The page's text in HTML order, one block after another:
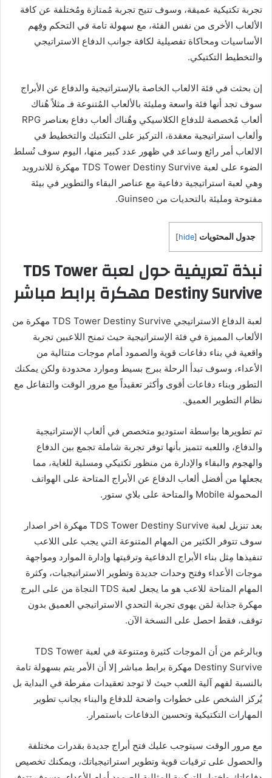
تجربة تكتيكية عميقة، وسوف تتيح تجربة مُمتازة ومُختلفة عن كافة
الألعاب الأخرى من نفس الفئة، مع سهولة تامة في التحكم وفِهم
الأساسيات ومحاكاة تفصيلية لكافة جوانب الدفاع الاستراتيجي
والتخطيط التكتيكي.
إن بحثت في فئة الالعاب الخاصة بالإستراتيجية والدفاع عن الأبراج
سوف تجد أنها فئة واسعة ومليئة بالألعاب المُتنوعة فـ مثلاً هُناك
ألعاب مُخصصة للدفاع الكلاسيكي وهٌناك ألعاب دفاع بعناصر RPG
وألعاب استراتيجية معقدة، التركيز على التكتيك والتخطيط في
الالعاب أمر رائع وساعد في ظهور عدد كبير منها، اليوم سوف نُسلط
الضوء على لعبة TDS Tower Destiny Survive مهكرة للاندرويد
وهي لعبة استراتيجية دفاعية مع عناصر البقاء والتطوير في بيئة
مفتوحة ومليئة بالتحديات من Guinseo.
جدول المحتويات [
hide
]
نبذة تعريفية حول لعبة TDS Tower
Destiny Survive مهكرة برابط مباشر
لعبة الدفاع الاستراتيجي TDS Tower Destiny Survive مهكرة من
الألعاب المميزة في فئة الإستراتيجية حيث تمنح اللاعبين تجربة
واقعية في بناء دفاعات قوية والصمود أمام موجات متتالية من
الأعداء، وسوف تبدأ الرحلة ببرج بسيط وموارد محدودة ولكن يمكنك
التطور وبناء دفاعات أقوى وأكثر تعقيداً مع مرور الوقت والتفاعل مع
نظام التطوير العميق.
تم تطويرها بواسطة استوديو متخصص في ألعاب الإستراتيجية
والدفاع، واللعبه تتميز بأنها توفر تجربة شاملة تجمع بين الدفاع
والهجوم والبقاء والإدارة من منظور تكتيكي ومسلية للغاية، مما
يجعلها من أفضل ألعاب الدفاع عن الأبراج المتاحة على الهواتف
المحمولة Mobile والمتاحة على بلاي ستور.
بعد تنزيل لعبة TDS Tower Destiny Survive مهكرة اخر اصدار
سوف تتوفر الكثير من المهام المتنوعة التي يجب على اللاعب
تنفيذها مِثل بناء الأبراج الدفاعية وترقيتها وإدارة الموارد ومواجهة
موجات الأعداء وفتح وحدات جديدة وتطوير الاستراتيجيات، وكثرة
المهام المتاحة للاعب هو ما يجعل لعبة TDS النجاة من على البرج
مهكرة جذابة لمَن يهوى تجربة التحدي الاستراتيجي العميق بدون
توقف، فقط احصل على النسخة الآن.
وبالرغم من أن الموجات كثيرة ومتنوعة في لعبة TDS Tower
Destiny Survive مهكرة برابط مباشر إلا أن الأمر يتم بسهولة تامة
بالنسبة لفهم آلية اللعب حيث لا توجد تعقيدات مفرطة في البداية بل
يُركز الشخص على خطوات واضحة للدفاع والبناء بجانب تطوير
المهارات التكتيكية وتحسين الدفاعات باستمرار.
مع مرور الوقت سيتوجب عليك فتح أبراج جديدة بقدرات مختلفة
والحصول على ترقيات قوية وتطوير استراتيجياتك، ويمكنك تخصيص